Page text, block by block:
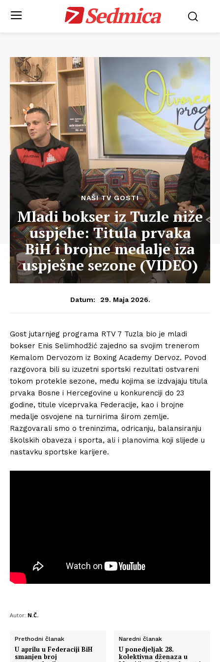
Sedmica
NAŠI TV GOSTI
Mladi bokser iz Tuzle niže
uspjehe: Titula prvaka
BiH i brojne medalje iza
uspješne sezone (VIDEO)
Datum: 29. Maja 2026.
Gost jutarnjeg programa RTV 7 Tuzla bio je mladi
bokser Enis Selimhodžić zajedno sa svojim trenerom
Kemalom Dervozom iz Boxing Academy Dervoz. Povod
razgovora bili su izuzetni sportski rezultati ostvareni
tokom protekle sezone, među kojima se izdvajaju titula
prvaka Bosne i Hercegovine u konkurenciji do 23
godine, titule viceprvaka Federacije, kao i brojne
medalje osvojene na turnirima širom zemlje.
Razgovarali smo o treninzima, odricanju, balansiranju
školskih obaveza i sporta, ali i planovima koji slijede u
nastavku sportske karijere.
Autor: N.Č.
Prethodni članak
U aprilu u Federaciji BiH
smanjen broj
Naredni članak
U ponedjeljak 28.
kolektivna dženaza u